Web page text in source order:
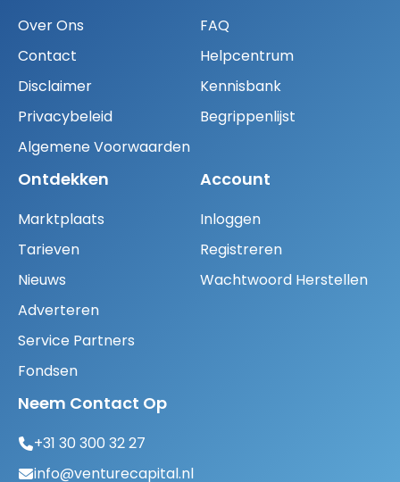
Over Ons
Contact
Disclaimer
Privacybeleid
Algemene Voorwaarden
FAQ
Helpcentrum
Kennisbank
Begrippenlijst
Ontdekken
Marktplaats
Tarieven
Nieuws
Adverteren
Service Partners
Fondsen
Account
Inloggen
Registreren
Wachtwoord Herstellen
Neem Contact Op
+31 30 300 32 27
info@venturecapital.nl